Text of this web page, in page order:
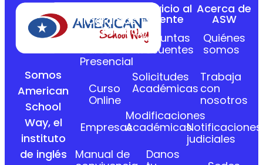
Somos
American
School
Way, el
instituto
de inglés
Programas
Académicos
Curso
Presencial
Curso
Online
Empresas
Manual de
Servicio al
Cliente
Preguntas
frecuentes
Solicitudes
Académicas
Modificaciones
Académicas
Danos
Acerca de
ASW
Quiénes
somos
Trabaja
con
nosotros
Notificaciones
judiciales